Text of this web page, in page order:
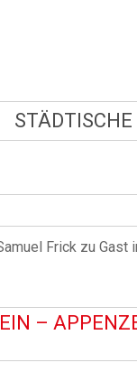
STÄDTISCHE
Frick zu
–